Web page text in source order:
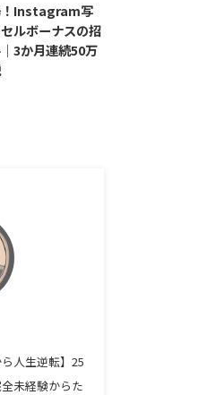
！Instagram写
ルボーナスの招
3か月連続50万
人生逆転】25
未経験からた